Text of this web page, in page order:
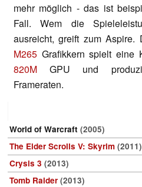
mehr möglich - das ist
Fall. Wem die
ausreicht, greift zum Aspire.
M265 Grafikkern spielt eine
820M GPU und
Frameraten.
World of Warcraft (2005)
The Elder Scrolls V: Skyrim (2011)
Crysis 3 (2013)
Tomb Raider (2013)